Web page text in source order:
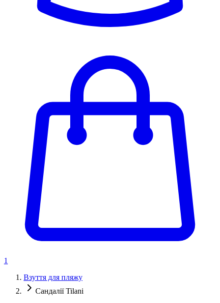
1
Взуття для пляжу
Сандалії Tilani